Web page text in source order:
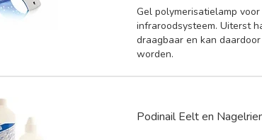
Gel polymerisatielamp
infraroodsysteem. Uiterst
draagbaar en kan
worden.
Podinail Eelt en